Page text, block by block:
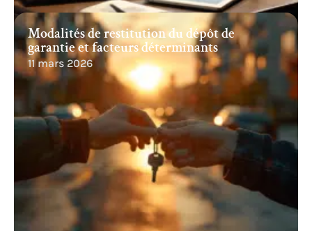
Modalités de restitution du dépôt de
garantie et facteurs déterminants
11 mars 2026